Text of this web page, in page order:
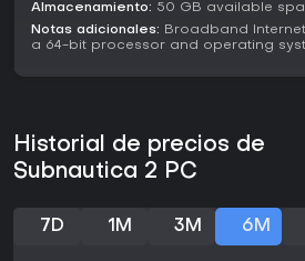
comunidad moldee la evolución del
lanzamiento completo.
pinta prometedor gracias a
adaptación genética y el
títulos que combinan aventura con
oportunidad de influir en su
aún lanzado, espera una experiencia
Almacenamiento: 50 GB available
Notas adicionales: Broadband
a 64-bit processor and operating
Historial de precios de
Subnautica 2 PC
7D 1M 3M 6M